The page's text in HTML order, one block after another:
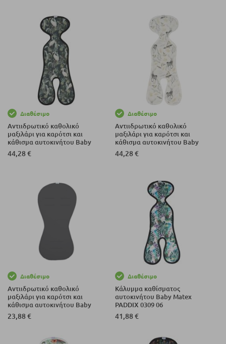
Διαθέσιμο
Αντιιδρωτικό καθολικό
μαξιλάρι για καρότσι και
κάθισμα αυτοκινήτου Baby
Matex PADDIX 0435 06, 9-18
κιλών.
44,28 €
Διαθέσιμο
Αντιιδρωτικό καθολικό
μαξιλάρι για καρότσι και
κάθισμα αυτοκινήτου Baby
Matex PADDIX 0435 04, 9-18
κιλών.
44,28 €
Διαθέσιμο
Αντιιδρωτικό καθολικό
μαξιλάρι για καρότσι και
κάθισμα αυτοκινήτου Baby
Matex PADDI 0209, Γραφίτης.
23,88 €
Διαθέσιμο
Κάλυμμα καθίσματος
αυτοκινήτου Baby Matex
PADDIX 0309 06
41,88 €